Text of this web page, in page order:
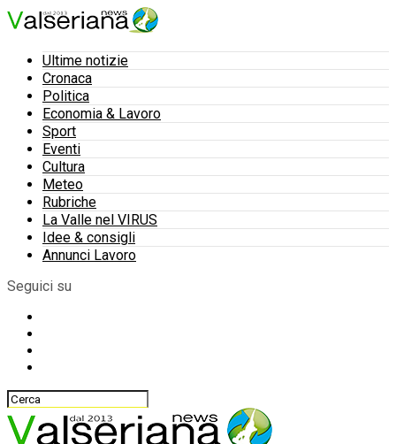
Ultime notizie
Cronaca
Politica
Economia & Lavoro
Sport
Eventi
Cultura
Meteo
Rubriche
La Valle nel VIRUS
Idee & consigli
Annunci Lavoro
Seguici su